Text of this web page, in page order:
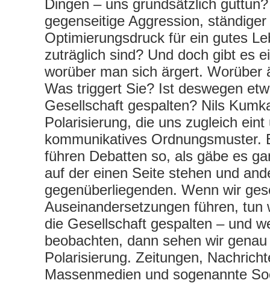
Dingen – uns grundsätzlich
gegenseitige Aggression,
Optimierungsdruck für ein gutes
zuträglich sind? Und doch gibt es
worüber man sich ärgert. Worüber
Was triggert Sie? Ist deswegen
Gesellschaft gespalten? Nils
Polarisierung, die uns zugleich
kommunikatives Ordnungsmuster.
führen Debatten so, als gäbe es
auf der einen Seite stehen und
gegenüberliegenden. Wenn wir
Auseinandersetzungen führen, tun
die Gesellschaft gespalten – und
beobachten, dann sehen wir
Polarisierung. Zeitungen,
Massenmedien und sogenannte